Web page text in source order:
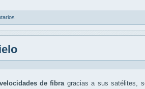
velocidades de fibragracias a sus satélites,